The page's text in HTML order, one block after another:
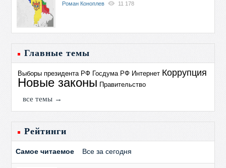
Роман Коноплев 11 178
Главные темы
Выборы президента РФ Госдума РФ Интернет Коррупция
Новые законы Правительство
все темы →
Рейтинги
Самое читаемое Все за сегодня